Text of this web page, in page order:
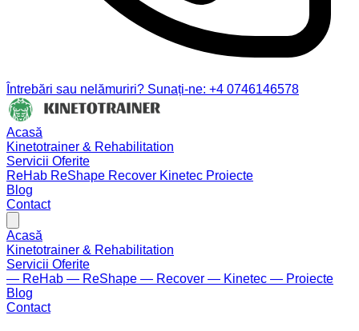
Întrebări sau nelămuriri? Sunați-ne: +4 0746146578
Acasă
Kinetotrainer & Rehabilitation
Servicii Oferite
ReHab ReShape Recover Kinetec Proiecte
Blog
Contact
Acasă
Kinetotrainer & Rehabilitation
Servicii Oferite
— ReHab — ReShape — Recover — Kinetec — Proiecte
Blog
Contact